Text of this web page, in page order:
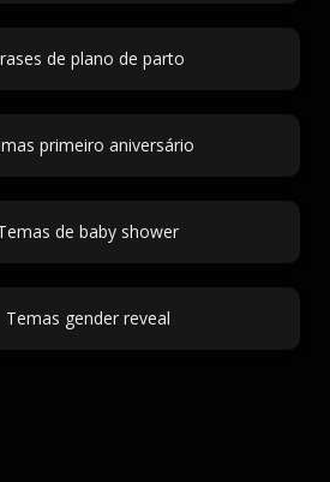
de plano de parto
primeiro aniversário
de baby shower
Temas gender reveal